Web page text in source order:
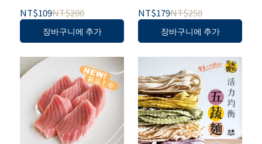
NT$109NT$200
장바구니에 추가
NT$179NT$250
장바구니에 추가